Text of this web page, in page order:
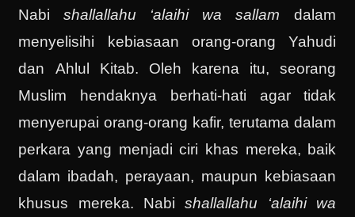
Nabishallallahu ‘alaihi wa sallam dalam
menyelisihi kebiasaan orang-orang Yahudi
dan Ahlul Kitab. Oleh karena itu, seorang
Muslim hendaknya berhati-hati agar tidak
menyerupai orang-orang kafir, terutama dalam
perkara yang menjadi ciri khas mereka, baik
dalam ibadah, perayaan, maupun kebiasaan
khusus mereka. Nabishallallahu ‘alaihi wa